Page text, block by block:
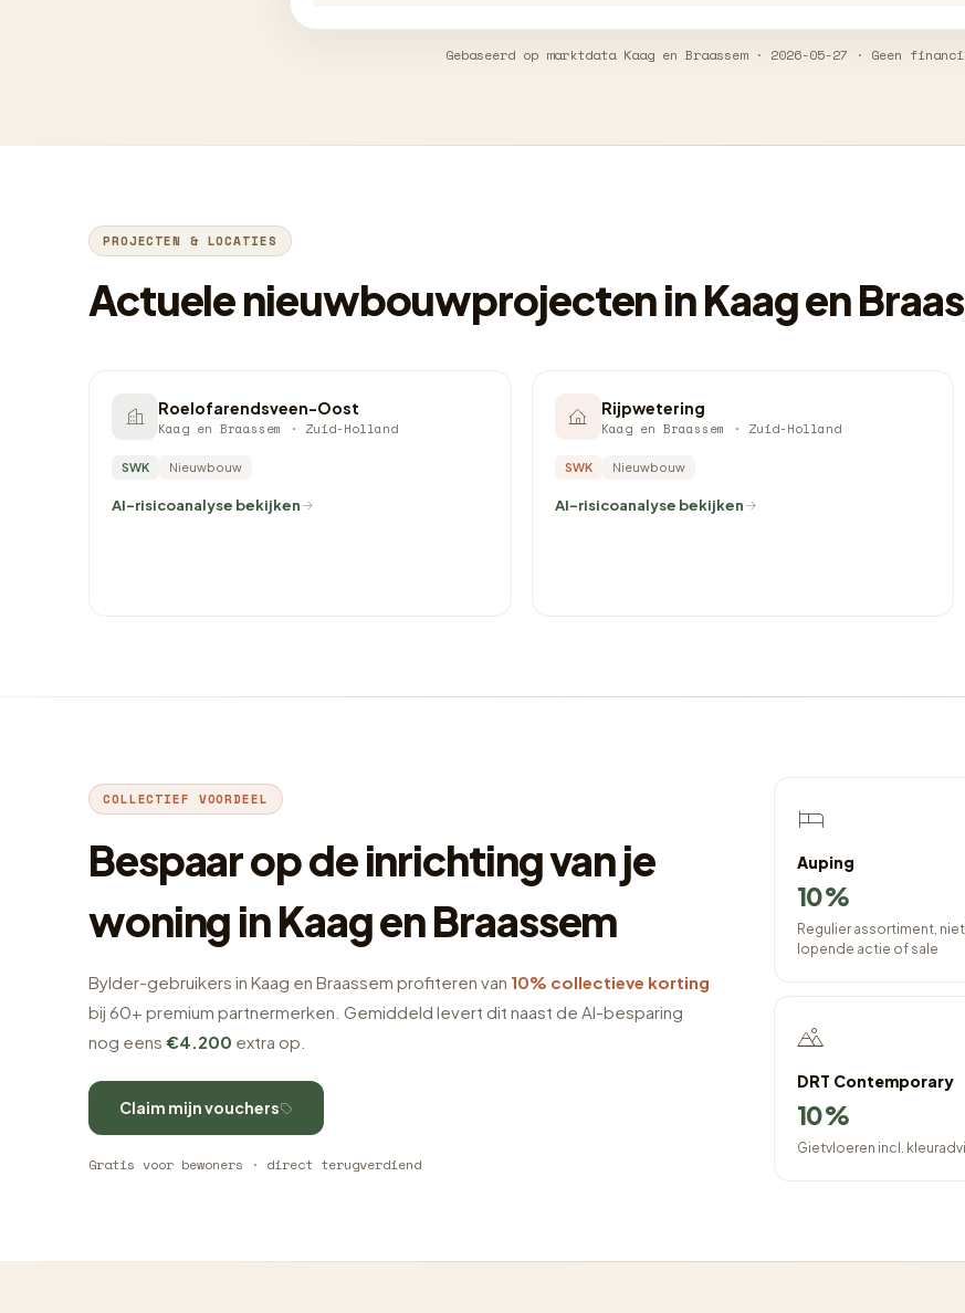
Gebaseerd op marktdata Kaag en Braassem · 2026-05-27 · Geen
PROJECTEN & LOCATIES
Actuele nieuwbouwprojecten in Kaag en
Roelofarendsveen-Oost
Kaag en Braassem · Zuid-Holland
SWK Nieuwbouw
AI-risicoanalyse bekijken
Rijpwetering
Kaag en Braassem · Zuid-Holland
SWK Nieuwbouw
AI-risicoanalyse bekijken
COLLECTIEF VOORDEEL
Bespaar op de inrichting van je
woning in Kaag en Braassem
Bylder-gebruikers in Kaag en Braassem profiteren van 10% collectieve korting
bij 60+ premium partnermerken. Gemiddeld levert dit naast de AI-besparing
nog eens €4.200 extra op.
Claim mijn vouchers
Gratis voor bewoners · direct terugverdiend
Auping
10%
Regulier assortiment,
lopende actie of sale
DRT Contemporary
10%
Gietvloeren incl.